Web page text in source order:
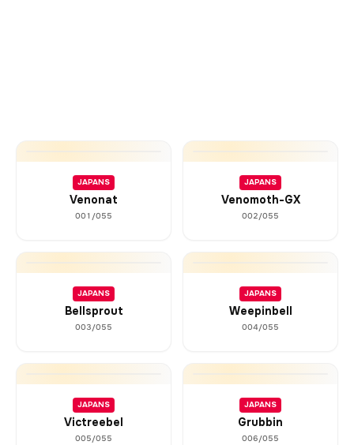
JAPANS
Venonat
001/055
JAPANS
Venomoth-GX
002/055
JAPANS
Bellsprout
003/055
JAPANS
Weepinbell
004/055
JAPANS
Victreebel
005/055
JAPANS
Grubbin
006/055